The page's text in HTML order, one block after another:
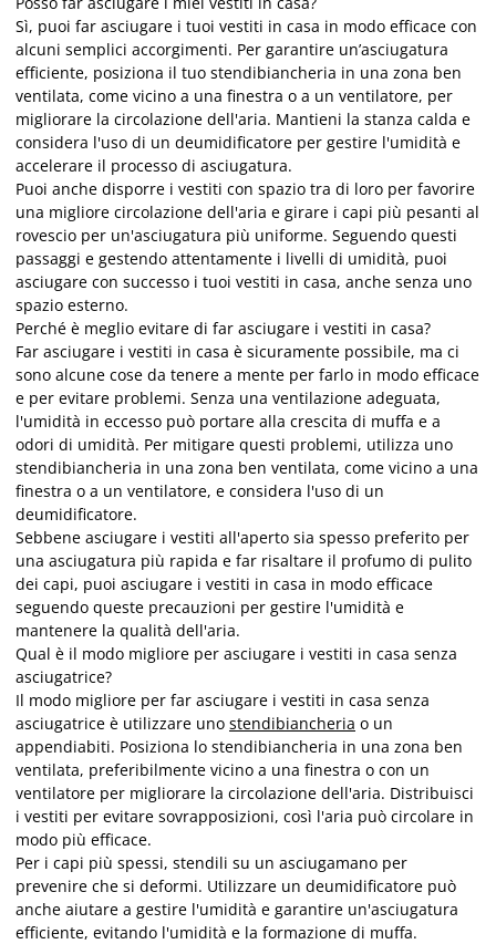
Sì, puoi far asciugare i tuoi vestiti in casa in modo efficace con
alcuni semplici accorgimenti. Per garantire un’asciugatura
efficiente, posiziona il tuo stendibiancheria in una zona ben
ventilata, come vicino a una finestra o a un ventilatore, per
migliorare la circolazione dell'aria. Mantieni la stanza calda e
considera l'uso di un deumidificatore per gestire l'umidità e
accelerare il processo di asciugatura.
Puoi anche disporre i vestiti con spazio tra di loro per favorire
una migliore circolazione dell'aria e girare i capi più pesanti al
rovescio per un'asciugatura più uniforme. Seguendo questi
passaggi e gestendo attentamente i livelli di umidità, puoi
asciugare con successo i tuoi vestiti in casa, anche senza uno
spazio esterno.
Perché è meglio evitare di far asciugare i vestiti in casa?
Far asciugare i vestiti in casa è sicuramente possibile, ma ci
sono alcune cose da tenere a mente per farlo in modo efficace
e per evitare problemi. Senza una ventilazione adeguata,
l'umidità in eccesso può portare alla crescita di muffa e a
odori di umidità. Per mitigare questi problemi, utilizza uno
stendibiancheria in una zona ben ventilata, come vicino a una
finestra o a un ventilatore, e considera l'uso di un
deumidificatore.
Sebbene asciugare i vestiti all'aperto sia spesso preferito per
una asciugatura più rapida e far risaltare il profumo di pulito
dei capi, puoi asciugare i vestiti in casa in modo efficace
seguendo queste precauzioni per gestire l'umidità e
mantenere la qualità dell'aria.
Qual è il modo migliore per asciugare i vestiti in casa senza
asciugatrice?
Il modo migliore per far asciugare i vestiti in casa senza
asciugatrice è utilizzare uno stendibiancheria o un
appendiabiti. Posiziona lo stendibiancheria in una zona ben
ventilata, preferibilmente vicino a una finestra o con un
ventilatore per migliorare la circolazione dell'aria. Distribuisci
i vestiti per evitare sovrapposizioni, così l'aria può circolare in
modo più efficace.
Per i capi più spessi, stendili su un asciugamano per
prevenire che si deformi. Utilizzare un deumidificatore può
anche aiutare a gestire l'umidità e garantire un'asciugatura
efficiente, evitando l'umidità e la formazione di muffa.